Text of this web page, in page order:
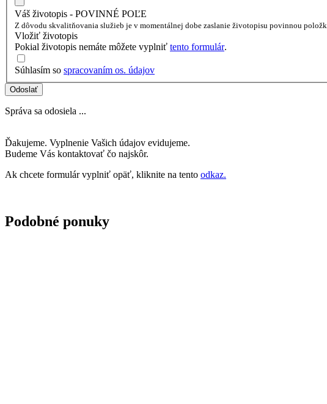
Váš životopis - POVINNÉ POĽE
Z dôvodu skvalitňovania služieb je v momentálnej dobe zaslanie životopisu povinnou
Vložiť životopis
Pokial životopis nemáte môžete vyplniť tento formulár.
Súhlasím so spracovaním os. údajov
Odoslať
Správa sa odosiela ...
Ďakujeme. Vyplnenie Vašich údajov evidujeme.
Budeme Vás kontaktovať čo najskôr.
Ak chcete formulár vyplniť opäť, kliknite na tento odkaz.
Podobné ponuky